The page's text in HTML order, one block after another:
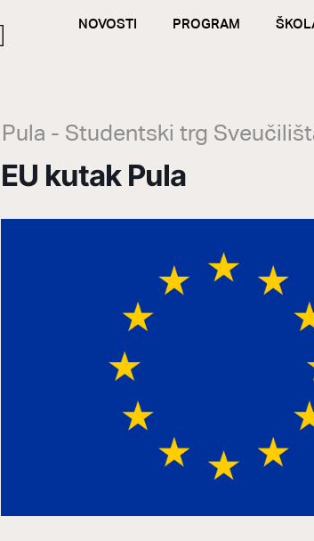
NOVOSTI PROGRAM
Pula - Studentski trg
EU kutak Pula